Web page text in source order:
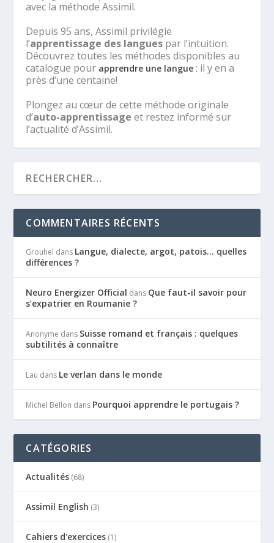
avec la méthode Assimil.
Depuis 95 ans, Assimil privilégie
l’apprentissage des langues par l’intuition.
Découvrez toutes les méthodes disponibles au
catalogue pour apprendre une langue : il y en a
près d’une centaine!
Plongez au cœur de cette méthode originale
d’auto-apprentissage et restez informé sur
l’actualité d’Assimil.
COMMENTAIRES RÉCENTS
Grouhel dans Langue, dialecte, argot, patois… quelles
différences ?
Neuro Energizer Official dans Que faut-il savoir pour
s’expatrier en Roumanie ?
Anonyme dans Suisse romand et français : quelques
subtilités à connaître
Lau dans Le verlan dans le monde
Michel Bellon dans Pourquoi apprendre le portugais ?
CATÉGORIES
Actualités (68)
Assimil English (3)
Cahiers d'exercices (1)